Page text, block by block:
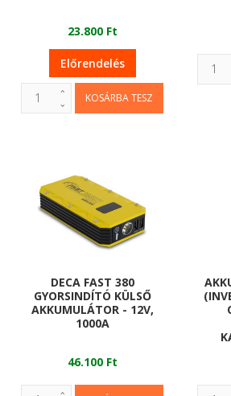
23.800 Ft
Előrendelés
DECA FAST 380
GYORSINDÍTÓ KÜLSŐ
AKKUMULÁTOR - 12V,
1000A
46.100 Ft